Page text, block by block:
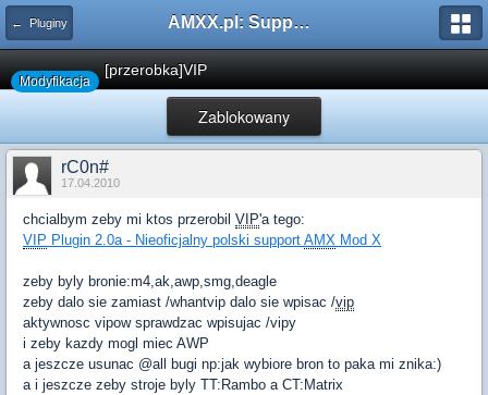
← Pluginy AMXX.pl: Support AMX Mod X i SourceMod
Modyfikacja
[przerobka]VIP
Zablokowany
rC0n#
17.04.2010
chcialbym zeby mi ktos przerobil VIP'a tego:
VIP Plugin 2.0a - Nieoficjalny polski support AMX Mod X
zeby byly bronie:m4,ak,awp,smg,deagle
zeby dalo sie zamiast /whantvip dalo sie wpisac /vip
aktywnosc vipow sprawdzac wpisujac /vipy
i zeby kazdy mogl miec AWP
a jeszcze usunac @all bugi np:jak wybiore bron to paka mi znika:)
a i jeszcze zeby stroje byly TT:Rambo a CT:Matrix